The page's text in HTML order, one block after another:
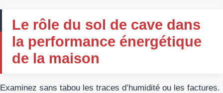
Le rôle du sol de cave dans
la performance énergétique
de la maison
Examinez sans tabou les traces d’humidité ou les factures.